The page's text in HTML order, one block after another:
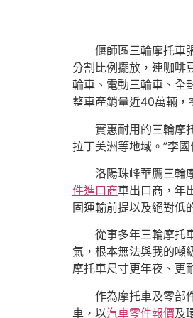
偃師區三輪摩托車
分割比例擺放，連咖啡
輪車、電動三輪車、全
整車產銷量近40萬輛
實惠耐用的三輪摩
拉丁美洲等地域。”李
洛陽珠峰華鷹三輪
件進口商車出口商，年
固運輸前提以及絕對低
從事多年三輪摩托
氣，根本無法與我的噸
摩托車尺寸更年夜、更
作為摩托車及零部
車，以汽車零件報價及